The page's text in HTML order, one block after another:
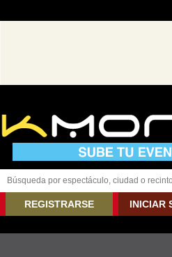
REGISTRARSE INICIAR